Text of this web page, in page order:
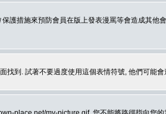
保護措施來預防會員在版上發表漫罵等會造成其他
到. 試著不要過度使用這個表情符號, 他們可能